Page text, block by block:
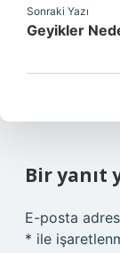
Sonraki Yazı
Geyikler
Bir yanıt
E-posta
* ile